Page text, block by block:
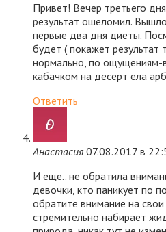
Привет! Вечер третьего
результат ошеломил.
первые два дня диеты.
будет ( покажет результат
нормально, по ощущениям-
кабачком на десерт ела
Ответить
Анастасия 07.08.2017 в
И еще.. не обратила
девочки, кто паникует по
обратите внимание на
стремительно набирает